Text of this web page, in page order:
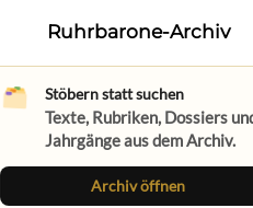
Ruhrbarone-Archiv
Stöbern statt suchen
Texte, Rubriken, Dossiers
Jahrgänge aus dem Archiv.
Archiv öffnen